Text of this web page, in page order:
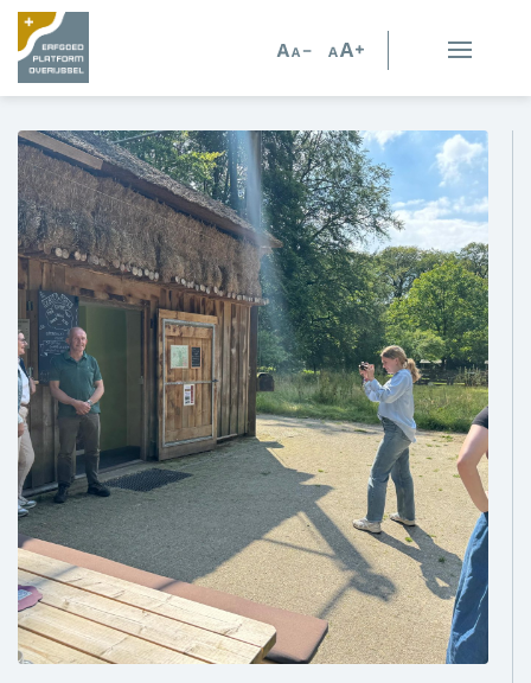
Erfgoedorganisaties
Verhalen
Kennis en advies
Kennisbank
Persoonlijk advies
Nieuws
Agenda
Over ons
Wie zijn wij?